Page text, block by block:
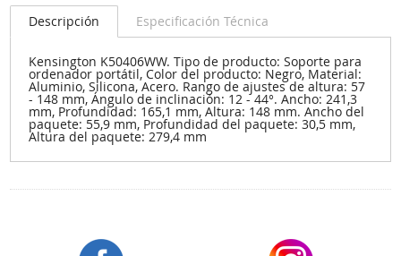
Descripción Especificación Técnica
Kensington K50406WW. Tipo de producto: Soporte para
ordenador portátil, Color del producto: Negro, Material:
Aluminio, Silicona, Acero. Rango de ajustes de altura: 57
- 148 mm, Ángulo de inclinación: 12 - 44°. Ancho: 241,3
mm, Profundidad: 165,1 mm, Altura: 148 mm. Ancho del
paquete: 55,9 mm, Profundidad del paquete: 30,5 mm,
Altura del paquete: 279,4 mm